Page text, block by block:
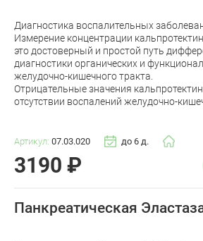
Диагностика воспалительных
Измерение концентрации
это достоверный и простой путь
диагностики органических и
желудочно-кишечного тракта.
Отрицательные значения
отсутствии воспалений желудочно-
Артикул: 07.03.020 до 6 д.
3190 ₽
Панкреатическая